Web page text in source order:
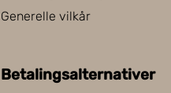
Generelle vilkår
Betalingsalternativer